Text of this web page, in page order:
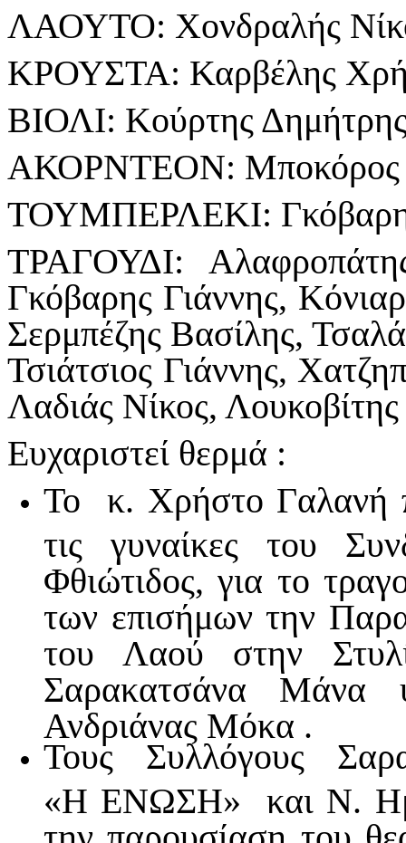
ΛΑΟΥΤΟ: Χονδραλής
ΚΡΟΥΣΤΑ: Καρβέλης
ΒΙΟΛΙ: Κούρτης
ΑΚΟΡΝΤΕΟΝ: Μποκόρος
ΤΟΥΜΠΕΡΛΕΚΙ: Γκόβαρης
ΤΡΑΓΟΥΔΙ:
Γκόβαρης Γιάννης,
Σερμπέζης Βασίλης,
Τσιάτσιος Γιάννης,
Λαδιάς Νίκος, Λουκοβίτης
Ευχαριστεί θερμά :
Το κ. Χρήστο Γαλανή
τις γυναίκες του
Φθιώτιδος, για το
των επισήμων την
του Λαού στην
Σαρακατσάνα Μάνα
Ανδριάνας Μόκα .
Τους Συλλόγους
«Η ΕΝΩΣΗ» και Ν.
την παρουσίαση του